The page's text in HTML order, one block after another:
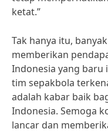
ketat.”
Tak hanya itu,
memberikan
Indonesia yang baru
tim sepakbola
adalah kabar baik
Indonesia. Semoga
lancar dan